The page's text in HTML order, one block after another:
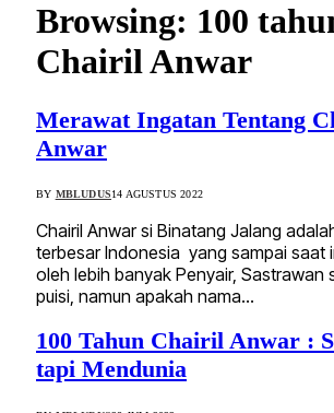
Browsing: 100
Chairil Anwar
Merawat Ingatan Tentang
Anwar
BY MBLUDUS14 AGUSTUS 2022
Chairil Anwar si Binatang Jalang
terbesar Indonesia yang sampai saat
oleh lebih banyak Penyair, Sastrawan
puisi, namun apakah nama…
100 Tahun Chairil Anwar :
tapi Mendunia